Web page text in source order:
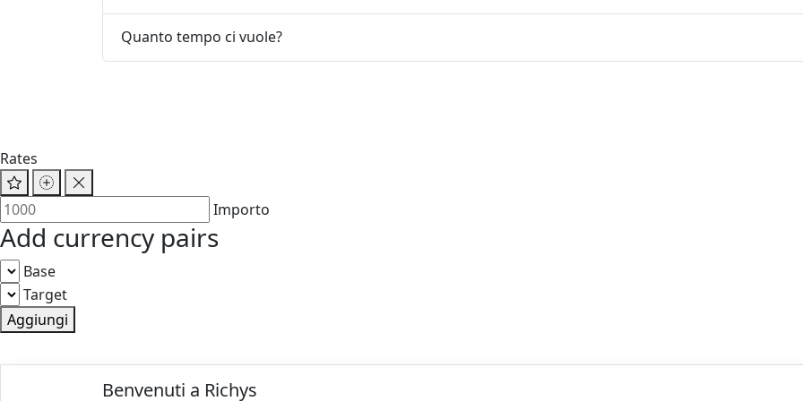
Quanto tempo ci vuole?
Rates
Importo
Add currency pairs
Base
Target
Aggiungi
© 2025 Richys
Benvenuti a Richys